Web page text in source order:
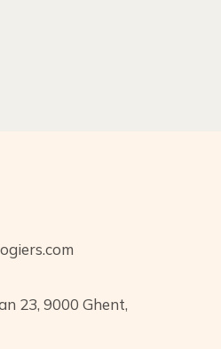
23, 9000 Ghent,